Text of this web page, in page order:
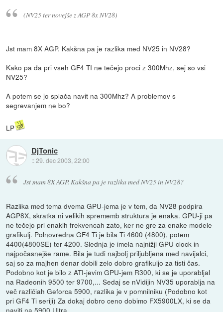
(NV25 ter novejše z AGP 8x NV28)
Jst mam 8X AGP. Kakšna pa je razlika med NV25 in NV28?
Kako pa da pri vseh GF4 TI ne tečejo proci z 300Mhz, sej so vsi
NV25?
A potem se jo splača navit na 300Mhz? A problemov s
segrevanjem ne bo?
LP
DjTonic
::29. dec 2003, 22:00
Jst mam 8X AGP. Kakšna pa je razlika med NV25 in NV28?
Razlika med tema dvema GPU-jema je v tem, da NV28 podpira
AGP8X, skratka ni velikih sprememb struktura je enaka. GPU-ji pa
ne tečejo pri enakih frekvencah zato, ker ne gre za enake modele
grafikulj. Polnovredna GF4 Ti je bila Ti 4600 (4800), potem
4400(4800SE) ter 4200. Slednja je imela najnižji GPU clock in
najpočasnejše rame. Bila je tudi najbolj priljubljena med navijalci,
saj so za majhen denar dobili zelo dobro grafikuljo za tisti čas.
Podobno kot je bilo z ATI-jevim GPU-jem R300, ki se je uporabljal
na Radeonih 9500 ter 9700,... Sedaj se nVidijin NV35 uporablja na
več različiah Geforca 5900, razlika je v pomnilniku (Podobno kot
pri GF4 Ti seriji) Za dokaj dobro ceno dobimo FX5900LX, ki se da
naviti na 5900 Ultra.